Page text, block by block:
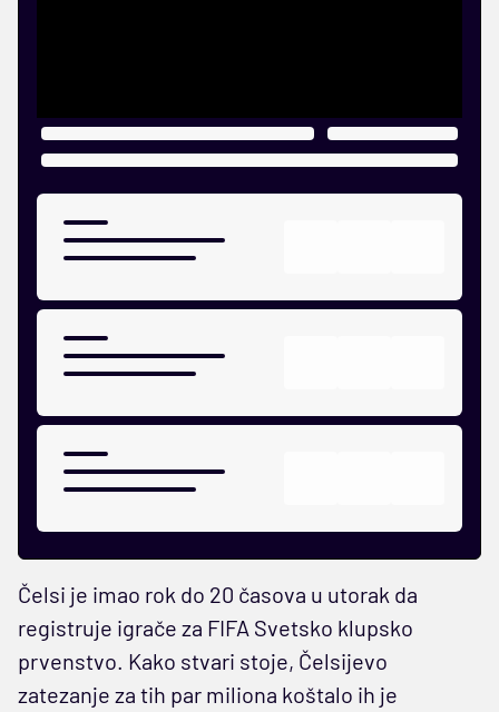
Čelsi je imao rok do 20 časova u utorak da
registruje igrače za FIFA Svetsko klupsko
prvenstvo. Kako stvari stoje, Čelsijevo
zatezanje za tih par miliona koštalo ih je